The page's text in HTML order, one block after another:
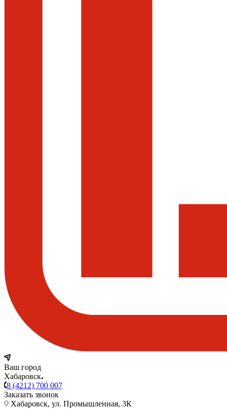
Ваш город
Хабаровск
8 (4212) 700 007
Заказать звонок
Хабаровск, ул. Промышленная, 3К